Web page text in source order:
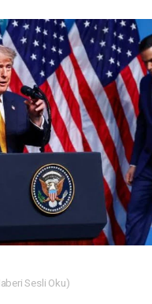
Sesli Oku)